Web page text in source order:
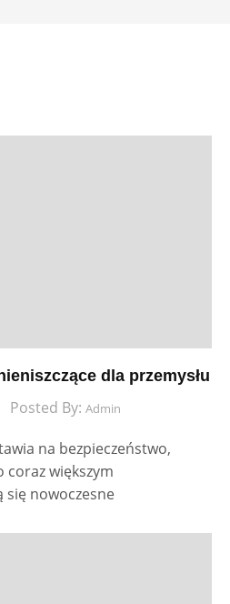
dla przemysłu
Posted By: Admin
na bezpieczeństwo,
coraz większym
się nowoczesne